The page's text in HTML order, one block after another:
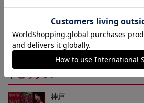
26/27_【レプリカ】ユニ
フォーム（1st）
22,000円
26/27_【オーセン】ユニ
フォーム（1st）
36,500円
トピックス
神戸